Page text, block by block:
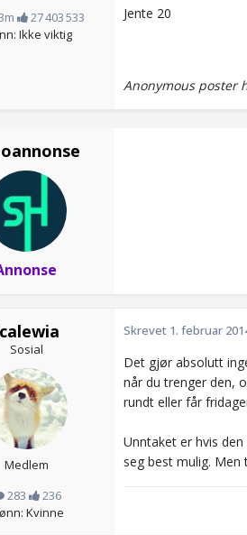
27 403 533
Ikke viktig
Jente 20
Anonymous poster
Sosial
Medlem
283
236
Kvinne
Skrevet 1. februar
Det gjør absolutt
når du trenger den,
rundt eller får
Unntaket er hvis
seg best mulig. Men